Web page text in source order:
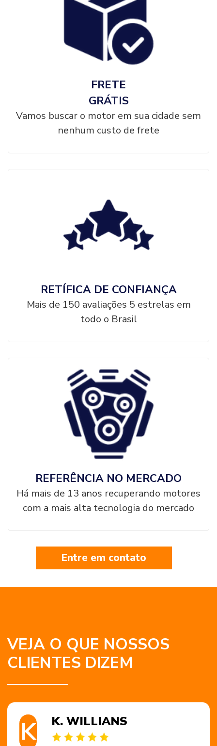
FRETE
GRÁTIS
Vamos buscar o motor em sua cidade sem
nenhum custo de frete
RETÍFICA DE CONFIANÇA
Mais de 150 avaliações 5 estrelas em
todo o Brasil
REFERÊNCIA NO MERCADO
Há mais de 13 anos recuperando motores
com a mais alta tecnologia do mercado
Entre em contato
VEJA O QUE NOSSOS
CLIENTES DIZEM
K K. WILLIANS